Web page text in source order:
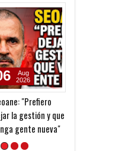
"Prefiero
la gestión y que
gente nueva"
Aug
2026